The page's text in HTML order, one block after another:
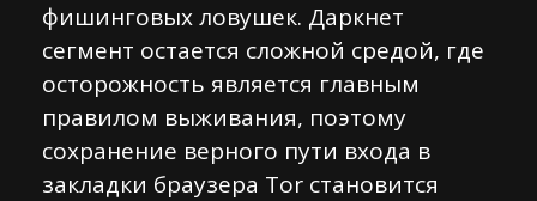
фишинговых ловушек. Даркнет
сегмент остается сложной средой, где
осторожность является главным
правилом выживания, поэтому
сохранение верного пути входа в
закладки браузера Tor становится